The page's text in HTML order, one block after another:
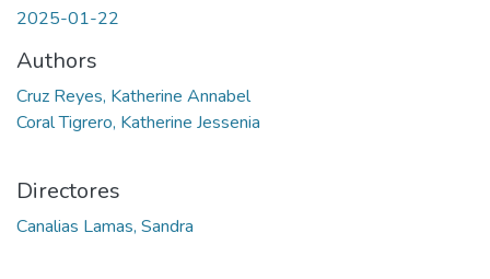
2025-01-22
Authors
Cruz Reyes, Katherine Annabel
Coral Tigrero, Katherine Jessenia
Directores
Canalias Lamas, Sandra